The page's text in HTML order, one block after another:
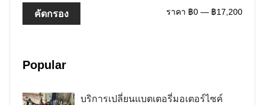
ราคา
ราคา
คัดกรอง ราคา ฿0 — ฿17,200
Popular
บริการเปลี่ยนแบตเตอรี่มอเตอร์ไซค์